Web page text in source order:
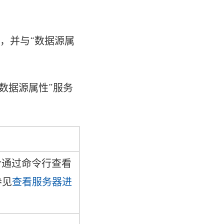
并与“数据源属
据源属性”服务
过命令行查看
查看服务器进